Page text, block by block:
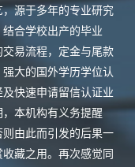
源于多年的专业研究
合学校出产的毕业
易流程，定金与尾款
大的国外学历学位认
快速申请留信认证业
本机构有义务提醒
由此而引发的后果一
藏之用。再次感觉同